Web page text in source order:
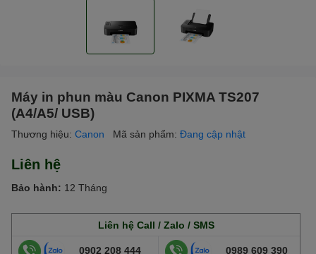
Máy in phun màu Canon PIXMA TS207
(A4/A5/ USB)
Thương hiệu: Canon Mã sản phẩm: Đang cập nhật
Liên hệ
Bảo hành: 12 Tháng
Liên hệ Call / Zalo / SMS
0902 208 444 0989 609 390